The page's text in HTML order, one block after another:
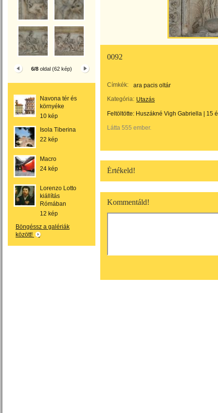
6/8 oldal (62 kép)
Navona tér és
környéke
10 kép
Isola Tiberina
22 kép
Macro
24 kép
Lorenzo Lotto
kiállítás
Rómában
12 kép
Böngéssz a galériák
között!
0092
Címkék:
ara pacis oltár
Kategória: Utazás
Feltöltötte: Huszákné Vigh Gabriella 15
Látta 555 ember.
Értékeld!
Kommentáld!